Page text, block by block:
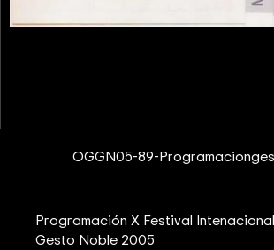
OGGN05-89-
Programación X Festival
Gesto Noble 2005